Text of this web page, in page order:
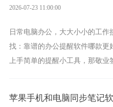
2026-07-23 11:00:00
日常电脑办公，大大小小的工
找：靠谱的办公提醒软件哪款
上手简单的提醒小工具，那敬业
苹果手机和电脑同步笔记